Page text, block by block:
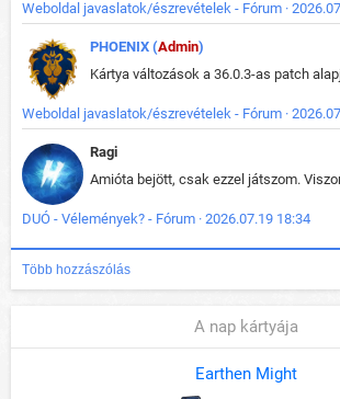
Weboldal javaslatok/észrevételek - Fórum ·
PHOENIX (Admin)
Weboldal javaslatok/észrevételek - Fórum ·
Ragi
DUÓ - Vélemények? - Fórum · 2026.07.19 18:34
Több hozzászólás
A nap kártyája
Earthen Might